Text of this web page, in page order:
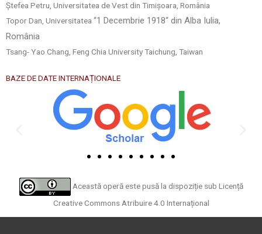
Ștefea Petru, Universitatea de Vest din Timișoara, România
Topor Dan, Universitatea “1 Decembrie 1918“ din Alba Iulia,
România
Tsang- Yao Chang, Feng Chia University Taichung, Taiwan
BAZE DE DATE INTERNAȚIONALE
Această operă este pusă la dispoziție sub Licență
Creative Commons Atribuire 4.0 Internațional